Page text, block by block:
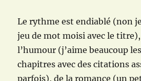
Le rythme est endiablé (non
jeu de mot moisi avec le titre),
l’humour (j’aime beaucoup
chapitres avec des citations
parfois), de la romance (un